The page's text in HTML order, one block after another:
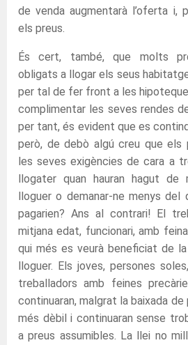
de venda augmentarà l’oferta i,
els preus.
És cert, també, que molts
obligats a llogar els seus
per tal de fer front a les
complimentar les seves rendes
per tant, és evident que es
però, de debò algú creu que els
les seves exigències de cara a
llogater quan hauran hagut de
lloguer o demanar-ne menys
pagarien? Ans al contrari! El
mitjana edat, funcionari, amb
qui més es veurà beneficiat de
lloguer. Els joves, persones
treballadors amb feines
continuaran, malgrat la baixada
més dèbil i continuaran sense
a preus assumibles. La llei no